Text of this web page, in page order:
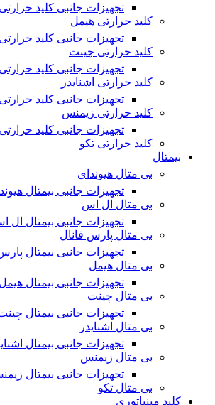
تجهیزات جانبی کلید
کلید حرارتی هیمل
تجهیزات جانبی کلید
کلید حرارتی چینت
تجهیزات جانبی کلید
کلید حرارتی اشنایدر
تجهیزات جانبی کلید حرارتی
کلید حرارتی زیمنس
تجهیزات جانبی کلید
کلید حرارتی تکو
بیمتال
بی متال هیوندای
تجهیزات جانبی بیمتال
بی متال ال اس
تجهیزات جانبی بیمتال ال
بی متال پارس فانال
تجهیزات جانبی بیمتال
بی متال هیمل
تجهیزات جانبی بیمتال هیمل
بی متال چینت
تجهیزات جانبی بیمتال
بی متال اشنایدر
تجهیزات جانبی بیمتال
بی متال زیمنس
تجهیزات جانبی بیمتال
بی متال تکو
کلید مینیاتوری